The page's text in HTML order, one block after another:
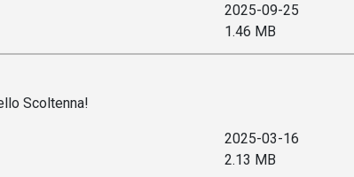
2025-09-25
1.46 MB
Scoltenna!
2025-03-16
2.13 MB